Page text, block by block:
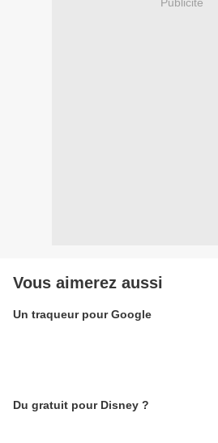
Vous aimerez aussi
Un traqueur pour Google
Du gratuit pour Disney ?